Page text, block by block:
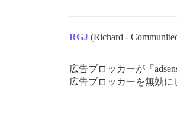
RGJ (Richard -
広告ブロッカーが「
広告ブロッカーを無効に